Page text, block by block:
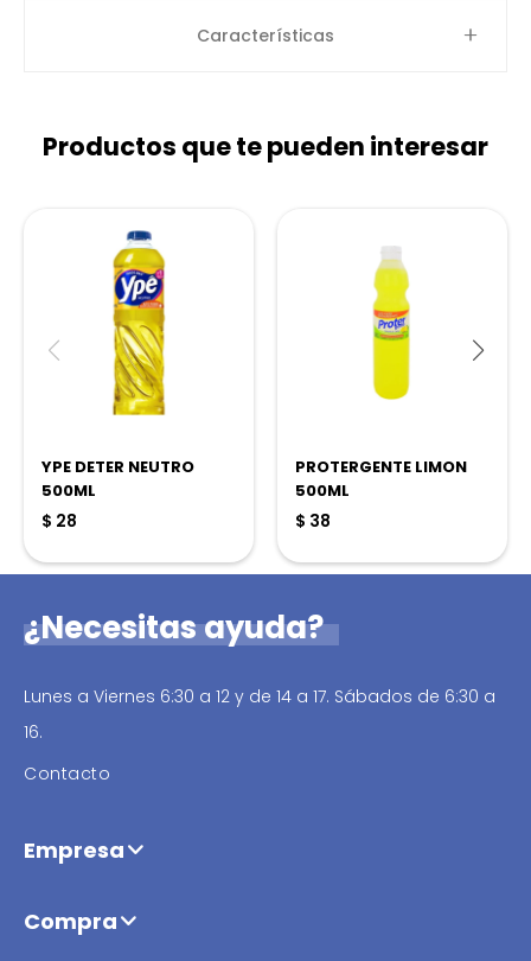
Características
Productos que te pueden interesar
YPE DETER NEUTRO
500ML
$ 28
PROTERGENTE LIMON
500ML
$ 38
¿Necesitas ayuda?
Lunes a Viernes 6:30 a 12 y de 14 a 17. Sábados de 6:30 a
16.
Contacto
Empresa
Compra